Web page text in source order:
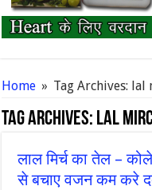
Home » Tag Archives: lal
Tag Archives: lal
लाल मिर्च का तेल –
से बचाए वजन कम करे